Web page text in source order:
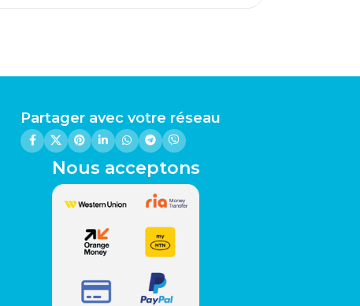
Partager avec votre réseau
Nous acceptons